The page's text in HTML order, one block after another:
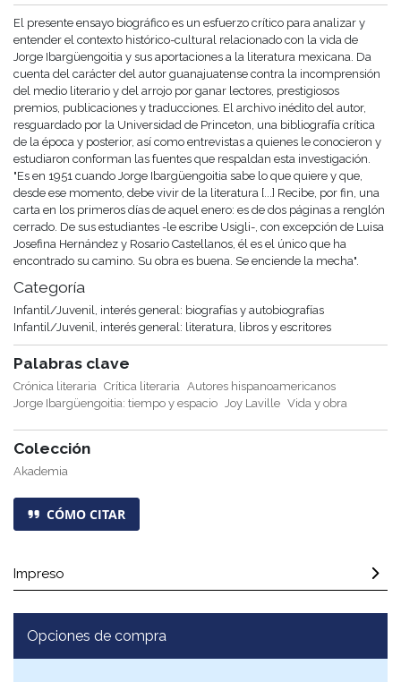
El presente ensayo biográfico es un esfuerzo crítico para analizar y
entender el contexto histórico-cultural relacionado con la vida de
Jorge Ibargüengoitia y sus aportaciones a la literatura mexicana. Da
cuenta del carácter del autor guanajuatense contra la incomprensión
del medio literario y del arrojo por ganar lectores, prestigiosos
premios, publicaciones y traducciones. El archivo inédito del autor,
resguardado por la Universidad de Princeton, una bibliografía crítica
de la época y posterior, así como entrevistas a quienes le conocieron y
estudiaron conforman las fuentes que respaldan esta investigación.
"Es en 1951 cuando Jorge Ibargüengoitia sabe lo que quiere y que,
desde ese momento, debe vivir de la literatura [...] Recibe, por fin, una
carta en los primeros días de aquel enero: es de dos páginas a renglón
cerrado. De sus estudiantes -le escribe Usigli-, con excepción de Luisa
Josefina Hernández y Rosario Castellanos, él es el único que ha
encontrado su camino. Su obra es buena. Se enciende la mecha".
Categoría
Infantil/Juvenil, interés general: biografías y autobiografías
Infantil/Juvenil, interés general: literatura, libros y escritores
Palabras clave
Crónica literaria Crítica literaria Autores hispanoamericanos
Jorge Ibargüengoitia: tiempo y espacio Joy Laville Vida y obra
Colección
Akademia
CÓMO CITAR
Impreso
Opciones de compra